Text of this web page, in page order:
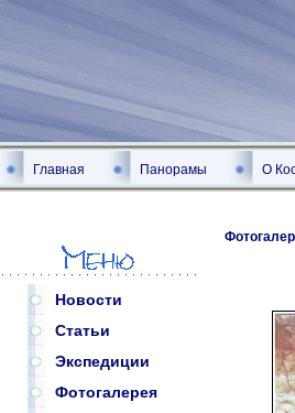
Главная Панорамы О
Новости
Статьи
Экспедиции
Фотогалерея